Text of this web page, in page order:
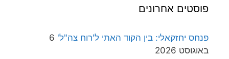
פוסטים אחרונים
פנחס יחזקאלי: בין הקוד האתי ל'רוח צה"ל' 6
באוגוסט 2026